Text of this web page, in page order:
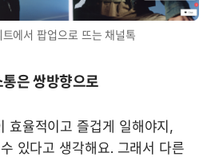
에서 팝업으로 뜨는 채널톡
은 쌍방향으로
효율적이고 즐겁게 일해야지,
있다고 생각해요. 그래서 다른